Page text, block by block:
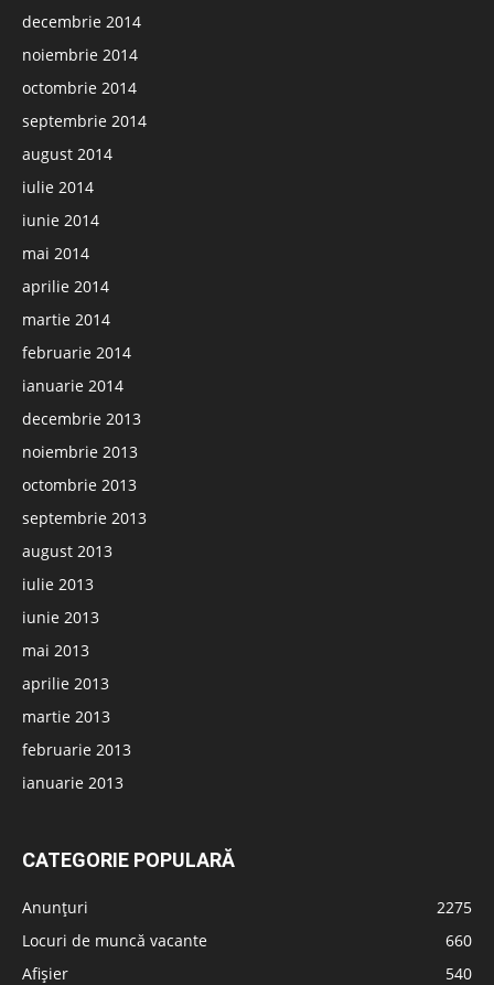
decembrie 2014
noiembrie 2014
octombrie 2014
septembrie 2014
august 2014
iulie 2014
iunie 2014
mai 2014
aprilie 2014
martie 2014
februarie 2014
ianuarie 2014
decembrie 2013
noiembrie 2013
octombrie 2013
septembrie 2013
august 2013
iulie 2013
iunie 2013
mai 2013
aprilie 2013
martie 2013
februarie 2013
ianuarie 2013
CATEGORIE POPULARĂ
Anunțuri
2275
Locuri de muncă vacante
660
Afișier
540